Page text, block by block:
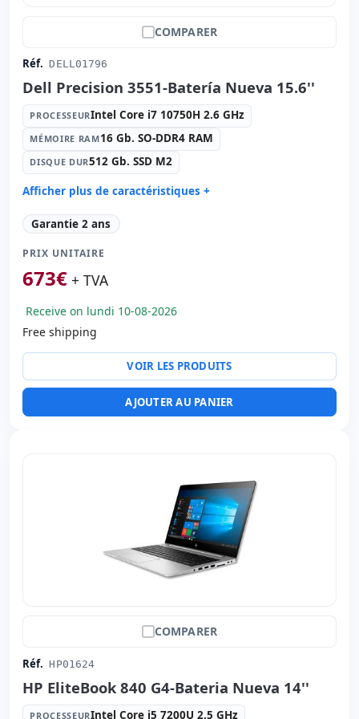
COMPARER
Réf. DELL01796
Dell Precision 3551-Batería Nueva 15.6''
PROCESSEURIntel Core i7 10750H 2.6 GHz
MÉMOIRE RAM16 Gb. SO-DDR4 RAM
DISQUE DUR512 Gb. SSD M2
Afficher plus de caractéristiques +
Processeur: Intel Core i7 10750H 2.6 GHz.
Mémoire RAM:
Disque dur: 512 Gb. SSD M2
Graphique: Nvidia Quadro P620- 4Gb GDDR5
Réseau: intel(R) ethernet l219-LM
Système opératif:
Ports: 3x USB 3.0 · USB-C
Led 15.6 '' FullHD 16: 9 · Résolution 1920x1080
Multimédias: Webcam · Lecteur SD · Lecteur carte
clavier International (autocollants espagnols) · Clavier
36x23.7x3 cm.
2.15 Kg.
Garantie 2 ans
PRIX UNITAIRE
673€ + TVA
Receive on lundi 10-08-2026
Free shipping
VOIR LES PRODUITS
AJOUTER AU PANIER
COMPARER
Réf. HP01624
HP EliteBook 840 G4-Bateria Nueva 14''
PROCESSEURIntel Core i5 7200U 2.5 GHz